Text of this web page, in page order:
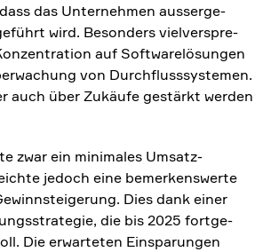
das Unter­nehmen ausser­ge­
wird. Beson­ders vielver­spre­
auf Software­lö­sungen
von Durch­fluss­sy­stemen.
auch über Zukäufe gestärkt werden
zwar ein minimales Umsatz­
jedoch eine bemer­kens­werte
Dies dank einer
die bis 2025 fortge­
Die erwar­teten Einspa­rungen